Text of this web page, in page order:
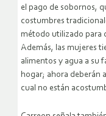
el pago de sobornos,
costumbres
método utilizado para
Además, las mujeres
alimentos y agua a su
hogar; ahora deberán
cual no están